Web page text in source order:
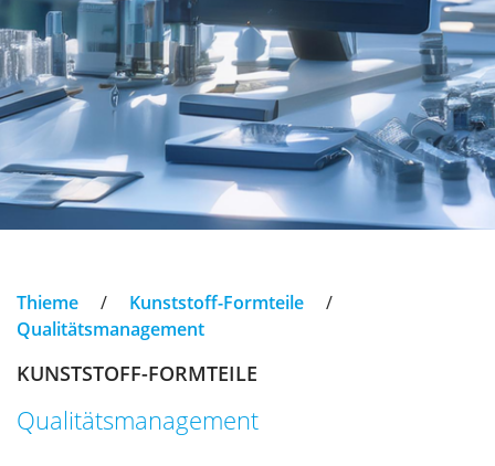
Thieme / Kunststoff-Formteile
/
Qualitätsmanagement
KUNSTSTOFF-FORMTEILE
Qualitätsmanagement